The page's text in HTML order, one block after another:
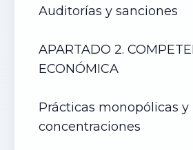
Auditorías y sanciones
APARTADO 2.
ECONÓMICA
Prácticas monopólicas y
concentraciones